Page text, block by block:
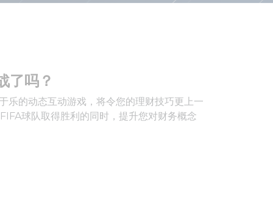
了吗？
乐的动态互动游戏，将令您的理财技巧更上一
球队取得胜利的同时，提升您对财务概念